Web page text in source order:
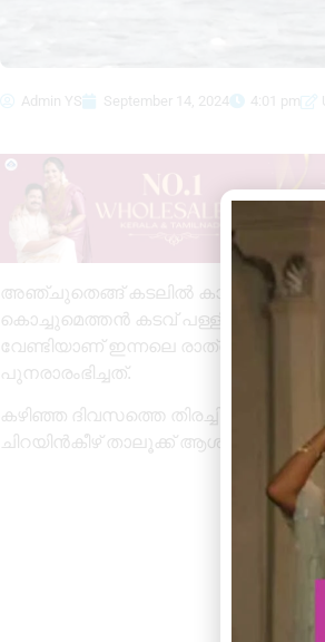
Admin YS September 14, 2024 4:01 pm
അഞ്ചുതെങ്ങ് കടലിൽ കാണാതായ
കൊച്ചുമെത്തൻ കടവ്
വേണ്ടിയാണ് ഇന്നലെ രാത്രിയോടെ
പുനരാരംഭിച്ചത്.
കഴിഞ്ഞ ദിവസത്തെ തിരച്ചിലിൽ
ചിറയിൻകീഴ് താലൂക്ക്